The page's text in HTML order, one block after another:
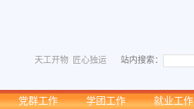
天工开物 匠心独运 站内搜索：
党群工作 学团工作 就业工作